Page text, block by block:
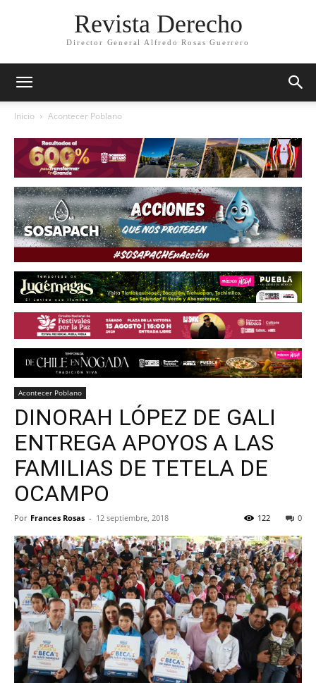
Revista Derecho
Director General Alfredo Rosas Guerrero
Inicio Acontecer Poblano
Acontecer Poblano
DINORAH LÓPEZ DE GALI
ENTREGA APOYOS A LAS
FAMILIAS DE TETELA DE
OCAMPO
Por Frances Rosas - 12 septiembre, 2018 0
122